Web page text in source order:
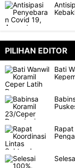
PILIHAN EDITOR
Bati